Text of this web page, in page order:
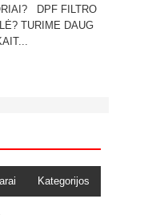
DPF FILTRO
TURIME DAUG
Kategorijos